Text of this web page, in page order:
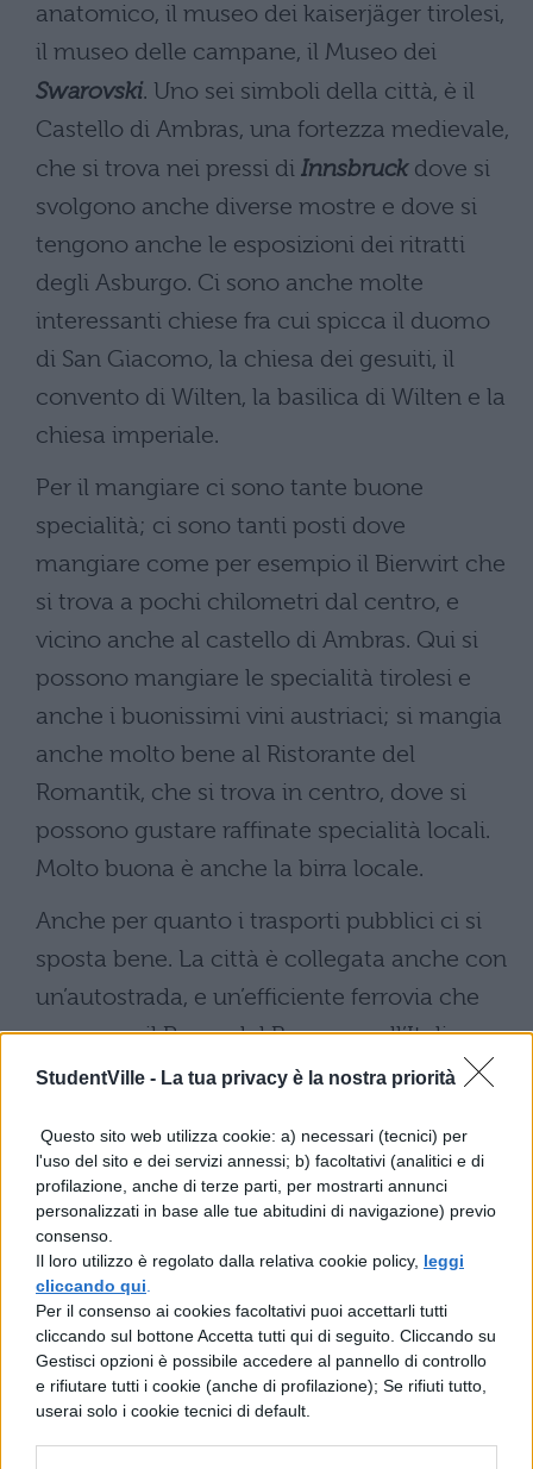
StudentVille - La tua privacy è la nostra priorità
Questo sito web utilizza cookie: a) necessari (tecnici) per
l'uso del sito e dei servizi annessi; b) facoltativi (analitici e di
profilazione, anche di terze parti, per mostrarti annunci
personalizzati in base alle tue abitudini di navigazione) previo
consenso.
Il loro utilizzo è regolato dalla relativa cookie policy, leggi
cliccando qui
Per il consenso ai cookies facoltativi puoi accettarli tutti
cliccando sul bottone Accetta tutti qui di seguito. Cliccando su
Gestisci opzioni è possibile accedere al pannello di controllo
e rifiutare tutti i cookie (anche di profilazione); Se rifiuti tutto,
userai solo i cookie tecnici di default.
anatomico, il museo dei kaiserjäger tirolesi,
il museo delle campane, il Museo dei
Swarovski. Uno sei simboli della città, è il
Castello di Ambras, una fortezza medievale,
che si trova nei pressi di Innsbruck dove si
svolgono anche diverse mostre e dove si
tengono anche le esposizioni dei ritratti
degli Asburgo. Ci sono anche molte
interessanti chiese fra cui spicca il duomo
di San Giacomo, la chiesa dei gesuiti, il
convento di Wilten, la basilica di Wilten e la
chiesa imperiale.
Per il mangiare ci sono tante buone
specialità; ci sono tanti posti dove
mangiare come per esempio il Bierwirt che
si trova a pochi chilometri dal centro, e
vicino anche al castello di Ambras. Qui si
possono mangiare le specialità tirolesi e
anche i buonissimi vini austriaci; si mangia
anche molto bene al Ristorante del
Romantik, che si trova in centro, dove si
possono gustare raffinate specialità locali.
Molto buona è anche la birra locale.
Anche per quanto i trasporti pubblici ci si
sposta bene. La città è collegata anche con
un’autostrada, e un’efficiente ferrovia che
passa per il Passo del Brennero all’Italia, e
collega il resto dell’Austriae della
autobus, tram e filobus.
Il clima della città non è particolarmente
caldo; la temperatura media è di circa 10
°C. I mesi più caldi per visitare la città sono
quelli estivi di luglio ed agosto, dove la
temperatura media raggiunge 18 gradi. I
mesi più freddi che sono quelli da evitare